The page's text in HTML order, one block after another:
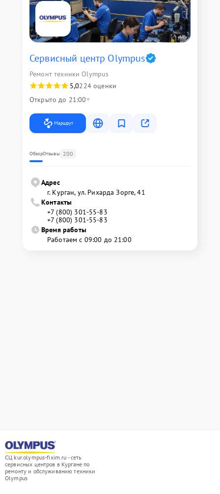
Сервисный центр Olympus
Ремонт техники Olympus
5,0224 оценки
Открыто до 21:00
Маршрут
ОбзорОтзывы 200
Адрес
г. Курган, ул. Рихарда Зорге, 41
Контакты
+7 (800) 301-55-83
+7 (800) 301-55-83
Время работы
Работаем с 09:00 до 21:00
СЦ kur.olympus-fixim.ru - сеть
сервисных центров в Кургане по
ремонту и обслуживанию техники
Olympus